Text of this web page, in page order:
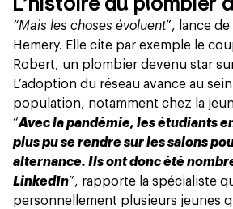
“Mais les choses évoluent”, lance
Hemery. Elle cite par exemple le
Robert, un plombier devenu star
L’adoption du réseau avance au
population, notamment chez la
“Avec la pandémie, les étudiants
plus pu se rendre sur les salons
alternance. Ils ont donc été
LinkedIn”, rapporte la spécialiste
personnellement plusieurs jeunes